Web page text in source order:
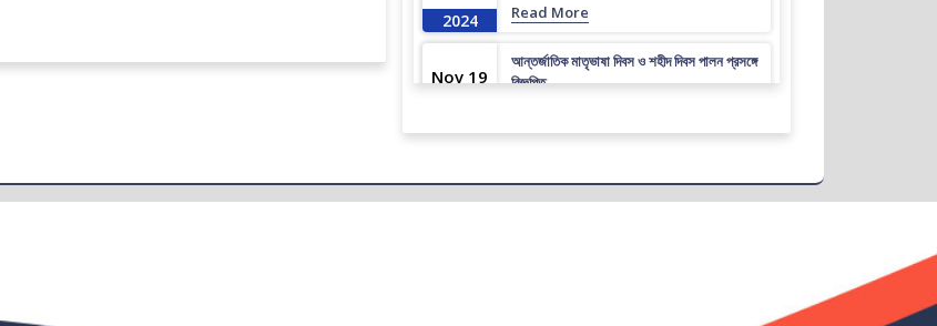
2024 Read More
Nov 19
আন্তর্জাতিক মাতৃভাষা দিবস ও শহীদ দিবস পালন প্রসঙ্গে
বিজ্ঞপ্তি
Nov 19
অক্টোবর ২০২৩) বিজ্ঞপ্তি